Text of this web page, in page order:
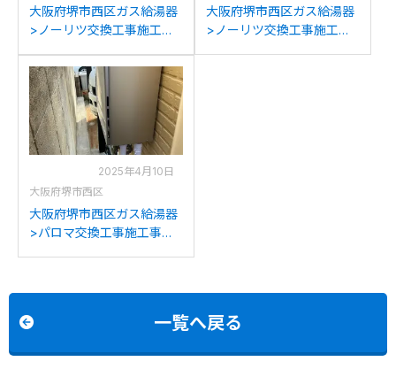
大阪府堺市西区ガス給湯器
>ノーリツ交換工事施工事
2428SAWXからノーリツ
GT-C2472SAW BLへの交
換
大阪府堺市西区ガス給湯器
>ノーリツ交換工事施工事
2025年4月10日
大阪府堺市西区
大阪府堺市西区ガス給湯器
>パロマ交換工事施工事
一覧へ戻る